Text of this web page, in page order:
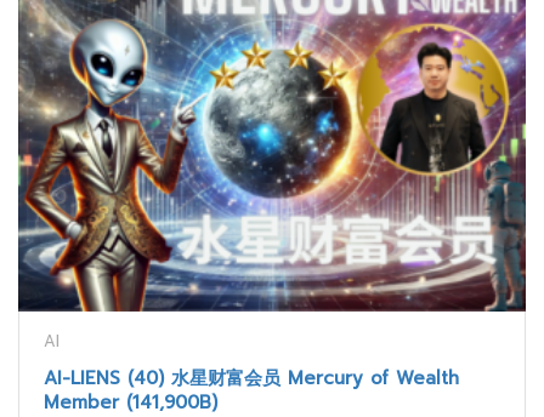
AI
AI-LIENS (40) 水星财富会员 Mercury of Wealth
Member (141,900B)